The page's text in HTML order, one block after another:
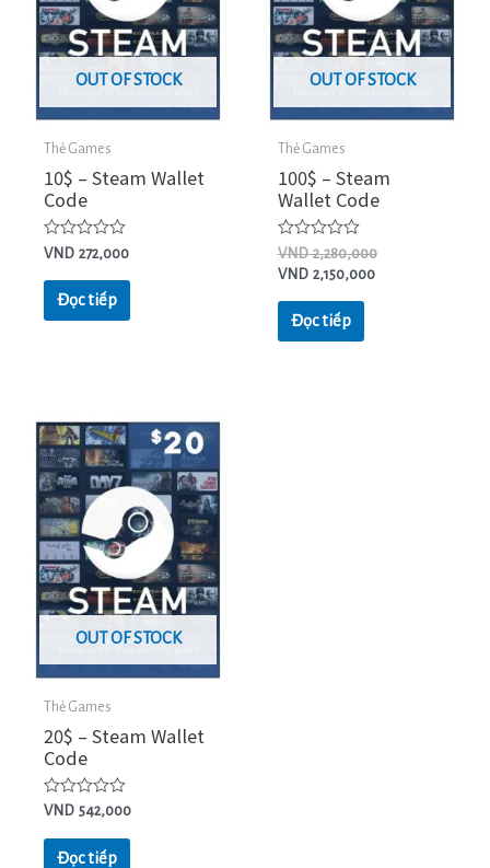
OUT OF STOCK
Thẻ Games
10$ – Steam Wallet
Code
Được
hạng
VND 272,000
Đọc tiếp
OUT OF STOCK
Thẻ Games
100$ – Steam
Wallet Code
Được
xếp
hạng
sao
VND2,280,000
VND 2,150,000
Đọc tiếp
OUT OF STOCK
Thẻ Games
20$ – Steam Wallet
Code
Được
hạng
VND 542,000
Đọc tiếp